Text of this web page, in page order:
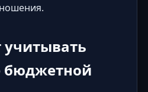
учитывать
бюджетной